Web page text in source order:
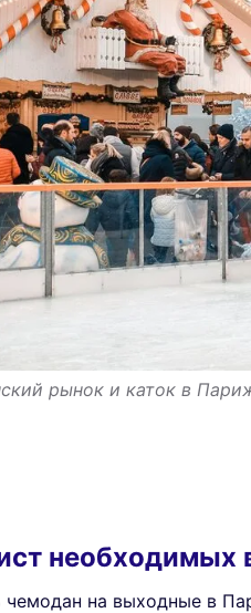
рынок и каток в
необходимых
чемодан на выходные в